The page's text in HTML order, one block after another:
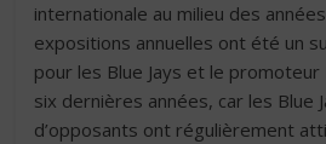
internationale au milieu des
expositions annuelles ont été un
pour les Blue Jays et le promoteur
six dernières années, car les Blue
d’opposants ont régulièrement